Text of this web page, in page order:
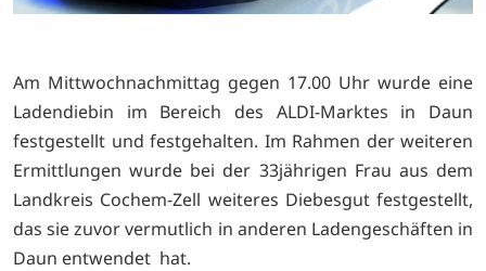
Am Mittwochnachmittag gegen 17.00 Uhr wurde eine
Ladendiebin im Bereich des ALDI-Marktes in Daun
festgestellt und festgehalten. Im Rahmen der weiteren
Ermittlungen wurde bei der 33jährigen Frau aus dem
Landkreis Cochem-Zell weiteres Diebesgut festgestellt,
das sie zuvor vermutlich in anderen Ladengeschäften in
Daun entwendet hat.